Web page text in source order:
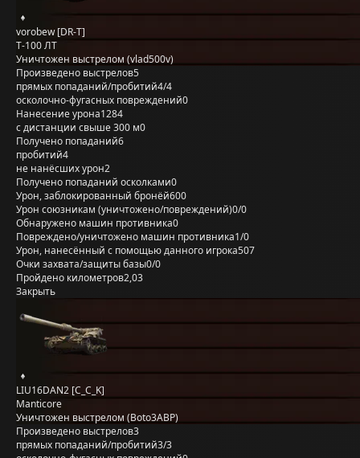
vorobew [DR-T]
Т-100 ЛТ
Уничтожен выстрелом (vlad500v)
Произведено выстрелов5
прямых попаданий/пробитий4/4
осколочно-фугасных повреждений0
Нанесение урона1284
с дистанции свыше 300 м0
Получено попаданий6
пробитий4
не нанёсших урон2
Получено попаданий осколками0
Урон, заблокированный бронёй600
Урон союзникам (уничтожено/повреждений)0/0
Обнаружено машин противника0
Повреждено/уничтожено машин противника1/0
Урон, нанесённый с помощью данного игрока507
Очки захвата/защиты базы0/0
Пройдено километров2,03
Закрыть
LIU16DAN2 [C_C_K]
Manticore
Уничтожен выстрелом (Boto3ABP)
Произведено выстрелов3
прямых попаданий/пробитий3/3